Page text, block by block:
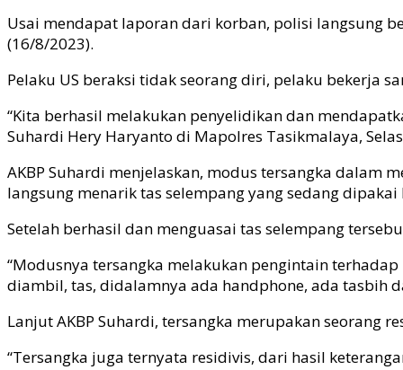
Usai mendapat laporan dari korban, polisi langsung
(16/8/2023).
Pelaku US beraksi tidak seorang diri, pelaku bekerja
“Kita berhasil melakukan penyelidikan dan
Suhardi Hery Haryanto di Mapolres Tasikmalaya,
AKBP Suhardi menjelaskan, modus tersangka dalam
langsung menarik tas selempang yang sedang
Setelah berhasil dan menguasai tas selempang
“Modusnya tersangka melakukan pengintain
diambil, tas, didalamnya ada handphone, ada tasbih
Lanjut AKBP Suhardi, tersangka merupakan seorang
“Tersangka juga ternyata residivis, dari hasil